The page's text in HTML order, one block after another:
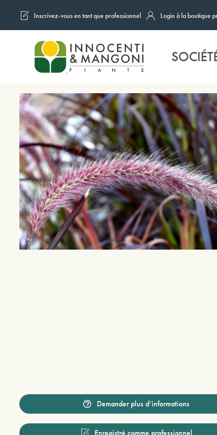
Skip to main content
Inscrivez-vous en tant que professionnel Login à la boutique
Demander plus d’informations
Enregistré comme professionnel